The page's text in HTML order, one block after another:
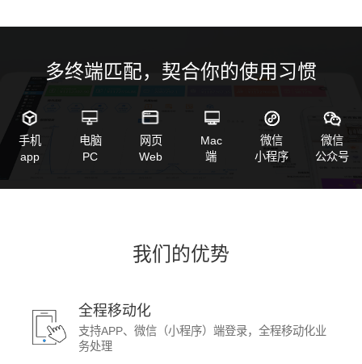
多终端匹配，契合你的使用习惯
手机
app
电脑
PC
网页
Web
Mac
端
微信
小程序
微信
公众号
我们的优势
全程移动化
支持APP、微信（小程序）端登录，全程移动化业
务处理